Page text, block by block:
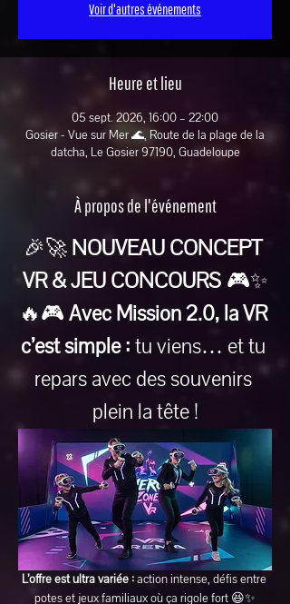
Voir d'autres événements
Heure et lieu
05 sept. 2026, 16:00 – 22:00
Gosier - Vue sur Mer 🌊, Route de la plage de la
datcha, Le Gosier 97190, Guadeloupe
À propos de l'événement
🎉🚀 NOUVEAU CONCEPT
VR & JEU CONCOURS 🎮✨
🔥🎮 Avec Mission 2.0, la VR
c’est simple : tu viens… et tu
repars avec des souvenirs
plein la tête !
L’offre est ultra variée : action intense, défis entre
potes et jeux familiaux où ça rigole fort 😆✨